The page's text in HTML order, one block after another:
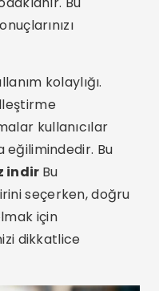
kolaylığı.
kullanıcılar
eğilimindedir. Bu
indir Bu
seçerken, doğru
için
dikkatlice